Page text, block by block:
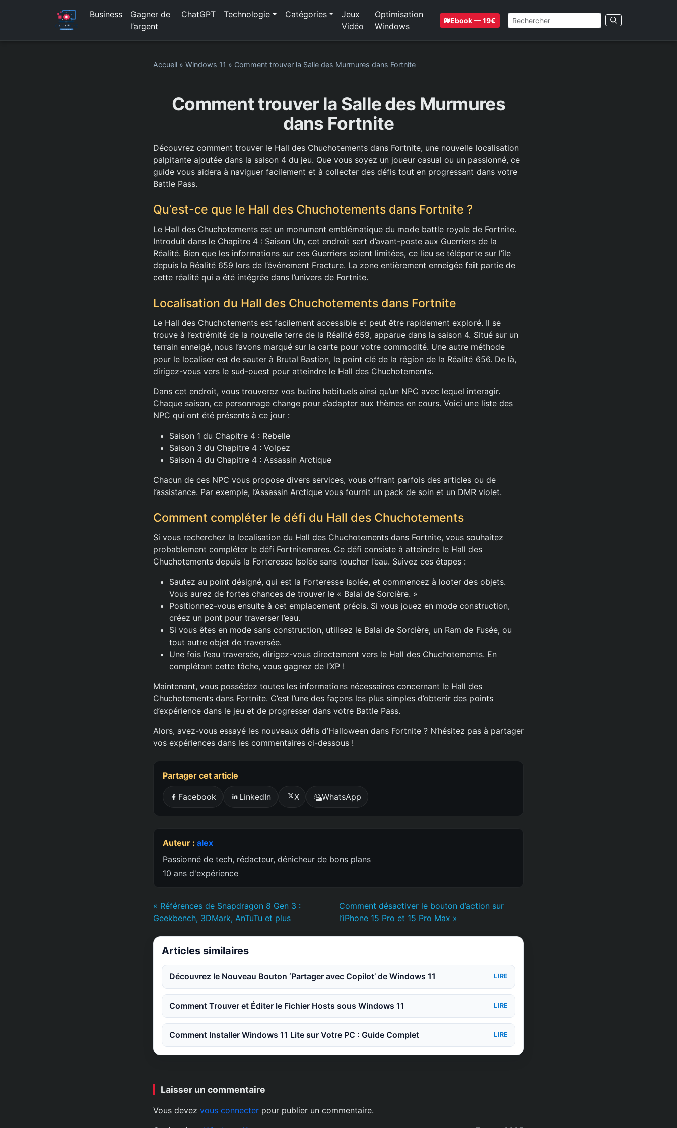
Business
Gagner de
l’argent
ChatGPT Technologie Catégories
Jeux
Vidéo
Optimisation
Windows
Ebook — 19€
Accueil » Windows 11 » Comment trouver la Salle des Murmures dans Fortnite
Comment trouver la Salle des Murmures
dans Fortnite
Découvrez comment trouver le Hall des Chuchotements dans Fortnite, une nouvelle localisation
palpitante ajoutée dans la saison 4 du jeu. Que vous soyez un joueur casual ou un passionné, ce
guide vous aidera à naviguer facilement et à collecter des défis tout en progressant dans votre
Battle Pass.
Qu’est-ce que le Hall des Chuchotements dans Fortnite ?
Le Hall des Chuchotements est un monument emblématique du mode battle royale de Fortnite.
Introduit dans le Chapitre 4 : Saison Un, cet endroit sert d’avant-poste aux Guerriers de la
Réalité. Bien que les informations sur ces Guerriers soient limitées, ce lieu se téléporte sur l’île
depuis la Réalité 659 lors de l’événement Fracture. La zone entièrement enneigée fait partie de
cette réalité qui a été intégrée dans l’univers de Fortnite.
Localisation du Hall des Chuchotements dans Fortnite
Le Hall des Chuchotements est facilement accessible et peut être rapidement exploré. Il se
trouve à l’extrémité de la nouvelle terre de la Réalité 659, apparue dans la saison 4. Situé sur un
terrain enneigé, nous l’avons marqué sur la carte pour votre commodité. Une autre méthode
pour le localiser est de sauter à Brutal Bastion, le point clé de la région de la Réalité 656. De là,
dirigez-vous vers le sud-ouest pour atteindre le Hall des Chuchotements.
Dans cet endroit, vous trouverez vos butins habituels ainsi qu’un NPC avec lequel interagir.
Chaque saison, ce personnage change pour s’adapter aux thèmes en cours. Voici une liste des
NPC qui ont été présents à ce jour :
Saison 1 du Chapitre 4 : Rebelle
Saison 3 du Chapitre 4 : Volpez
Saison 4 du Chapitre 4 : Assassin Arctique
Chacun de ces NPC vous propose divers services, vous offrant parfois des articles ou de
l’assistance. Par exemple, l’Assassin Arctique vous fournit un pack de soin et un DMR violet.
Comment compléter le défi du Hall des Chuchotements
Si vous recherchez la localisation du Hall des Chuchotements dans Fortnite, vous souhaitez
probablement compléter le défi Fortnitemares. Ce défi consiste à atteindre le Hall des
Chuchotements depuis la Forteresse Isolée sans toucher l’eau. Suivez ces étapes :
Sautez au point désigné, qui est la Forteresse Isolée, et commencez à looter des objets.
Vous aurez de fortes chances de trouver le « Balai de Sorcière. »
Positionnez-vous ensuite à cet emplacement précis. Si vous jouez en mode construction,
créez un pont pour traverser l’eau.
Si vous êtes en mode sans construction, utilisez le Balai de Sorcière, un Ram de Fusée, ou
tout autre objet de traversée.
Une fois l’eau traversée, dirigez-vous directement vers le Hall des Chuchotements. En
complétant cette tâche, vous gagnez de l’XP !
Maintenant, vous possédez toutes les informations nécessaires concernant le Hall des
Chuchotements dans Fortnite. C’est l’une des façons les plus simples d’obtenir des points
d’expérience dans le jeu et de progresser dans votre Battle Pass.
Alors, avez-vous essayé les nouveaux défis d’Halloween dans Fortnite ? N’hésitez pas à partager
vos expériences dans les commentaires ci-dessous !
Partager cet article
Facebook LinkedIn X WhatsApp
Auteur : alex
Passionné de tech, rédacteur, dénicheur de bons plans
10 ans d'expérience
« Références de Snapdragon 8 Gen 3 :
Geekbench, 3DMark, AnTuTu et plus
Comment désactiver le bouton d’action sur
l’iPhone 15 Pro et 15 Pro Max »
Articles similaires
Découvrez le Nouveau Bouton ‘Partager avec Copilot’ de Windows 11 LIRE
Comment Trouver et Éditer le Fichier Hosts sous Windows 11 LIRE
Comment Installer Windows 11 Lite sur Votre PC : Guide Complet LIRE
Laisser un commentaire
Vous devez vous connecter pour publier un commentaire.